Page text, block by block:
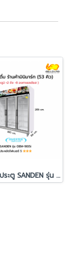
ตู้แช่เย็น 3 ประตู SANDEN รุ่น OEM-1805i